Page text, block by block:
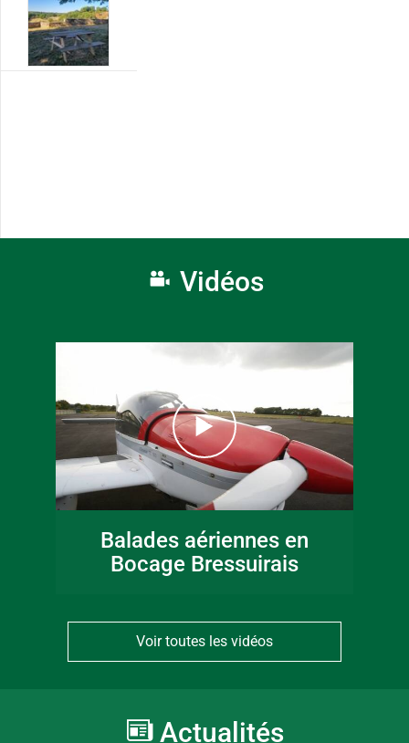
Vidéos
Balades aériennes en
Bocage Bressuirais
Voir toutes les vidéos
Actualités